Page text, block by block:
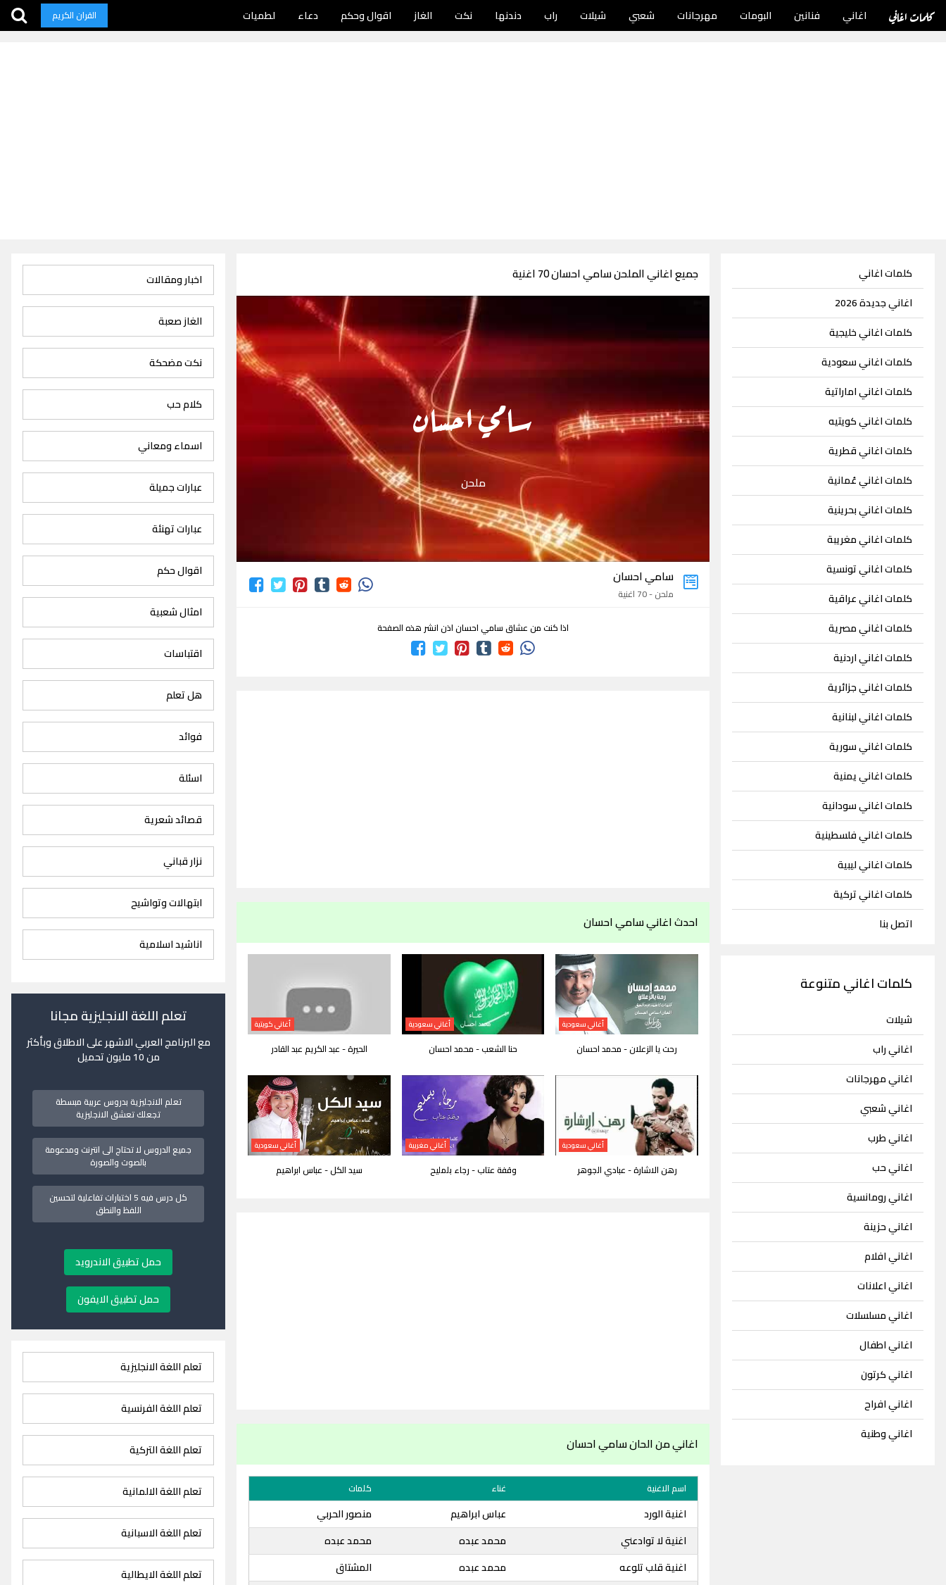
كلمات اغاني اغاني فنانين البومات مهرجانات شعبي شيلات راب دندنها نكت الغاز اقوال وحكم دعاء لطميات القران الكريم
كلمات اغاني
اغاني جديدة 2026
كلمات اغاني خليجية
كلمات اغاني سعودية
كلمات اغاني اماراتية
كلمات اغاني كويتيه
كلمات اغاني قطرية
كلمات اغاني عُمانية
كلمات اغاني بحرينية
كلمات اغاني مغريبة
كلمات اغاني تونسية
كلمات اغاني عراقية
كلمات اغاني مصرية
كلمات اغاني اردنية
كلمات اغاني جزائرية
كلمات اغاني لبنانية
كلمات اغاني سورية
كلمات اغاني يمنية
كلمات اغاني سودانية
كلمات اغاني فلسطينية
كلمات اغاني ليبية
كلمات اغاني تركية
اتصل بنا
كلمات اغاني متنوعة
شيلات
اغاني راب
اغاني مهرجانات
اغاني شعبي
اغاني طرب
اغاني حب
اغاني رومانسية
اغاني حزينة
اغاني افلام
اغاني اعلانات
اغاني مسلسلات
اغاني اطفال
اغاني كرتون
اغاني افراح
اغاني وطنية
جميع اغاني الملحن سامي احسان 70 اغنية
سامي احسان
ملحن
سامي احسان
ملحن - 70 اغنية
اذا كنت من عشاق سامي احسان اذن انشر هذه الصفحة
احدث اغاني سامي احسان
أغاني سعودية
رحت يا الزعلان - محمد احسان
أغاني سعودية
حنا الشعب - محمد احسان
أغاني كويتية
الحيرة - عبد الكريم عبد القادر
أغاني سعودية
رهن الاشارة - عبادي الجوهر
أغاني مغربية
وقفة عتاب - رجاء بلمليح
أغاني سعودية
سيد الكل - عباس ابراهيم
اغاني من الحان سامي احسان
اسم الاغنية غناء كلمات
اغنية الورد عباس ابراهيم
منصور الحربي
اغنية لا توادعني
محمد عبده
محمد عبده
اغنية قلب تلوعه
محمد عبده
المشتاق
اخبار ومقالات
الغاز صعبة
نكت مضحكة
كلام حب
اسماء ومعاني
عبارات جميلة
عبارات تهنئة
اقوال حكم
امثال شعبية
اقتباسات
هل تعلم
فوائد
اسئلة
قصائد شعرية
نزار قباني
ابتهالات وتواشيح
اناشيد اسلامية
تعلم اللغة الانجليزية مجانا
مع البرنامج العربي الاشهر على الاطلاق وبأكثر
من 10 مليون تحميل
تعلم الانجليزية بدروس عربية مبسطة
تجعلك تعشق الانجليزية
جميع الدروس لا تحتاج الى انترنت ومدعومة
بالصوت والصورة
كل درس فيه 5 اختبارات تفاعلية لتحسين
اللفظ والنطق
حمل تطبيق الاندرويد
حمل تطبيق الايفون
تعلم اللغة الانجليزية
تعلم اللغة الفرنسية
تعلم اللغة التركية
تعلم اللغة الالمانية
تعلم اللغة الاسبانية
تعلم اللغة الايطالية